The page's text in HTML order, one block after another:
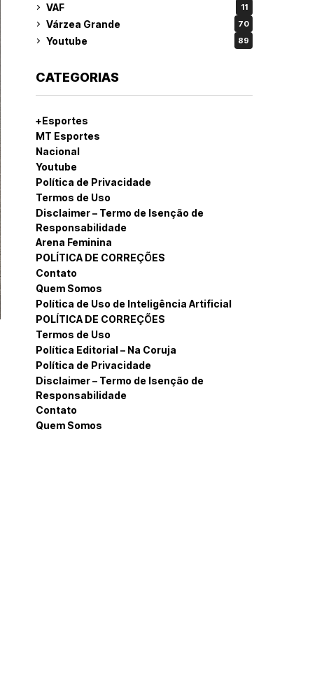
VAF 11
Várzea Grande 70
Youtube 89
CATEGORIAS
+Esportes
MT Esportes
Nacional
Youtube
Política de Privacidade
Termos de Uso
Disclaimer – Termo de Isenção de
Responsabilidade
Arena Feminina
POLÍTICA DE CORREÇÕES
Contato
Quem Somos
Política de Uso de Inteligência Artificial
POLÍTICA DE CORREÇÕES
Termos de Uso
Política Editorial – Na Coruja
Política de Privacidade
Disclaimer – Termo de Isenção de
Responsabilidade
Contato
Quem Somos